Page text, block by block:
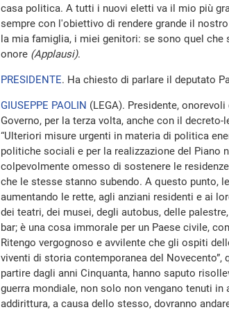
casa politica. A tutti i nuovi eletti va il mio più
sempre con l'obiettivo di rendere grande il
la mia famiglia, i miei genitori: se sono quel che
onore (Applausi).
PRESIDENTE. Ha chiesto di parlare il deputato
GIUSEPPE PAOLIN (LEGA). Presidente,
Governo, per la terza volta, anche con il
“Ulteriori misure urgenti in materia di politica
politiche sociali e per la realizzazione del Piano
colpevolmente omesso di sostenere le
che le stesse stanno subendo. A questo punto,
aumentando le rette, agli anziani residenti e ai
dei teatri, dei musei, degli autobus, delle
bar; è una cosa immorale per un Paese civile,
Ritengo vergognoso e avvilente che gli ospiti
viventi di storia contemporanea del
partire dagli anni Cinquanta, hanno saputo
guerra mondiale, non solo non vengano tenuti
addirittura, a causa dello stesso, dovranno